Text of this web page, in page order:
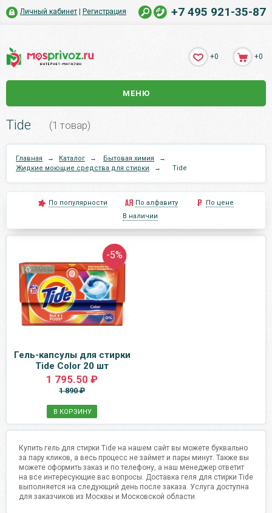
Личный кабинет Регистрация +7 495 921-35-87
+0 +0
МЕНЮ
Tide (1 товар)
Главная → Каталог → Бытовая химия
→
Жидкие моющие средства для стирки
→ Tide
По популярности По алфавиту
По цене
В наличии
-5%
Гель-капсулы для стирки
Tide Color 20 шт
1 795.50 ₽
1 890 ₽
В КОРЗИНУ
Купить гель для стирки Tide на нашем сайт вы можете буквально
за пару кликов, а весь процесс не займет и пары минут. Также вы
можете оформить заказ и по телефону, а наш менеджер ответит
на все интересующие вас вопросы. Доставка геля для стирки Tide
выполняется на следующий день после заказа. Услуга доступна
для заказчиков из Москвы и Московской области.